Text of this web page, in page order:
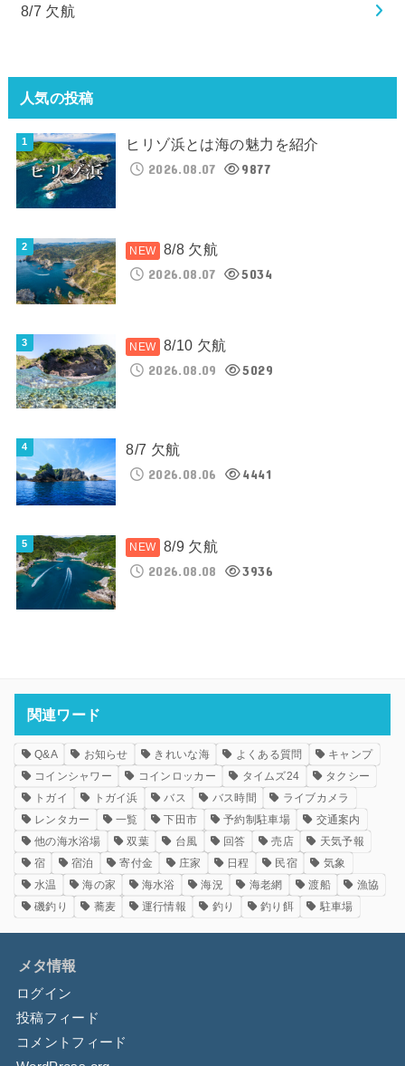
8/7 欠航
人気の投稿
ヒリゾ浜とは海の魅力を紹介
2026.08.07
9877
8/8 欠航
2026.08.07
5034
8/10 欠航
2026.08.09
5029
8/7 欠航
2026.08.06
4441
8/9 欠航
2026.08.08
3936
関連ワード
Q&A お知らせ きれいな海 よくある質問
キャンプ
コインシャワー
コインロッカー タイムズ24
タクシー
トガイ
トガイ浜 バス バス時間
ライブカメラ
レンタカー
一覧 下田市 予約制駐車場
交通案内
他の海水浴場
双葉 台風 回答 売店
天気予報
宿
宿泊 寄付金 庄家 日程 民宿
気象
水温
海の家 海水浴 海況 海老網 渡船
漁協
磯釣り
蕎麦 運行情報 釣り 釣り餌 駐車場
メタ情報
ログイン
投稿フィード
コメントフィード